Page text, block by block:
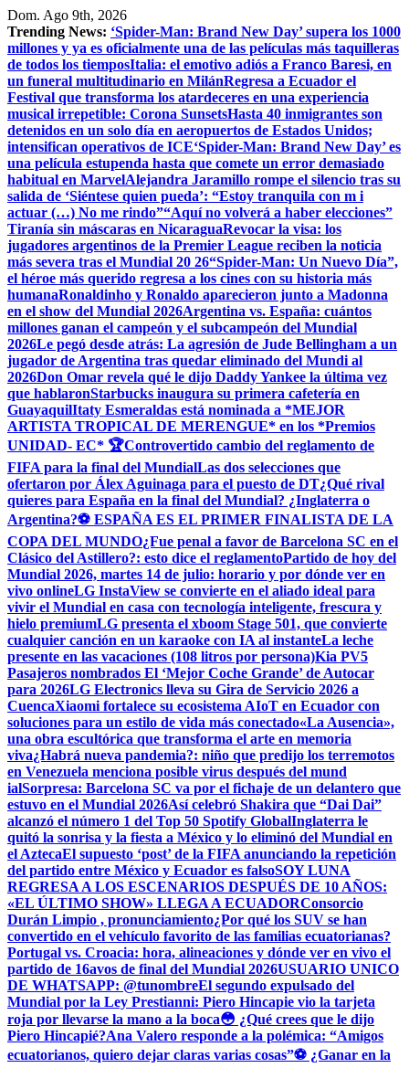
Saltar
al
contenido
Dom. Ago 9th, 2026
Trending News: ‘Spider-Man: Brand New Day’ supera los 1000
millones y ya es oficialmente una de las películas más taquilleras
de todos los tiemposItalia: el emotivo adiós a Franco Baresi, en
un funeral multitudinario en MilánRegresa a Ecuador el
Festival que transforma los atardeceres en una experiencia
musical irrepetible: Corona SunsetsHasta 40 inmigrantes son
detenidos en un solo día en aeropuertos de Estados Unidos;
intensifican operativos de ICE‘Spider-Man: Brand New Day’ es
una película estupenda hasta que comete un error demasiado
habitual en Marvel​Alejandra Jaramillo rompe el silencio tras su
salida de ‘Siéntese quien pueda’: “Estoy tranquila con m i
actuar (…) No me rindo”“Aquí no volverá a haber elecciones”
Tiranía sin máscaras en NicaraguaRevocar la visa: los
jugadores argentinos de la Premier League reciben la noticia
más severa tras el Mundial 20 26“Spider-Man: Un Nuevo Día”,
el héroe más querido regresa a los cines con su historia más
humanaRonaldinho y Ronaldo aparecieron junto a Madonna
en el show del Mundial 2026Argentina vs. España: cuántos
millones ganan el campeón y el subcampeón del Mundial
2026Le pegó desde atrás: La agresión de Jude Bellingham a un
jugador de Argentina tras quedar eliminado del Mundi al
2026Don Omar revela qué le dijo Daddy Yankee la última vez
que hablaronStarbucks inaugura su primera cafetería en
GuayaquilItaty Esmeraldas está nominada a *MEJOR
ARTISTA TROPICAL DE MERENGUE* en los *Premios
UNIDAD- EC* 🏆Controvertido cambio del reglamento de
FIFA para la final del MundialLas dos selecciones que
ofertaron por Álex Aguinaga para el puesto de DT¿Qué rival
quieres para España en la final del Mundial? ¿Inglaterra o
Argentina?⚽ ESPAÑA ES EL PRIMER FINALISTA DE LA
COPA DEL MUNDO¿Fue penal a favor de Barcelona SC en el
Clásico del Astillero?: esto dice el reglamentoPartido de hoy del
Mundial 2026, martes 14 de julio: horario y por dónde ver en
vivo onlineLG InstaView se convierte en el aliado ideal para
vivir el Mundial en casa con tecnología inteligente, frescura y
hielo premiumLG presenta el xboom Stage 501, que convierte
cualquier canción en un karaoke con IA al instanteLa leche
presente en las vacaciones (108 litros por persona)Kia PV5
Pasajeros nombrados El ‘Mejor Coche Grande’ de Autocar
para 2026LG Electronics lleva su Gira de Servicio 2026 a
CuencaXiaomi fortalece su ecosistema AIoT en Ecuador con
soluciones para un estilo de vida más conectado«La Ausencia»,
una obra escultórica que transforma el arte en memoria
viva¿Habrá nueva pandemia?: niño que predijo los terremotos
en Venezuela menciona posible virus después del mund
ialSorpresa: Barcelona SC va por el fichaje de un delantero que
estuvo en el Mundial 2026Así celebró Shakira que “Dai Dai”
alcanzó el número 1 del Top 50 Spotify GlobalInglaterra le
quitó la sonrisa y la fiesta a México y lo eliminó del Mundial en
el AztecaEl supuesto ‘post’ de la FIFA anunciando la repetición
del partido entre México y Ecuador es falsoSOY LUNA
REGRESA A LOS ESCENARIOS DESPUÉS DE 10 AÑOS:
«EL ÚLTIMO SHOW» LLEGA A ECUADORConsorcio
Durán Limpio , pronunciamiento¿Por qué los SUV se han
convertido en el vehículo favorito de las familias ecuatorianas?
Portugal vs. Croacia: hora, alineaciones y dónde ver en vivo el
partido de 16avos de final del Mundial 2026USUARIO UNICO
DE WHATSAPP: @tunombreEl segundo expulsado del
Mundial por la Ley Prestianni: Piero Hincapie vio la tarjeta
roja por llevarse la mano a la boca😳 ¿Qué crees que le dijo
Piero Hincapié?Ana Valero responde a la polémica: “Amigos
ecuatorianos, quiero dejar claras varias cosas”⚽ ¿Ganar en la